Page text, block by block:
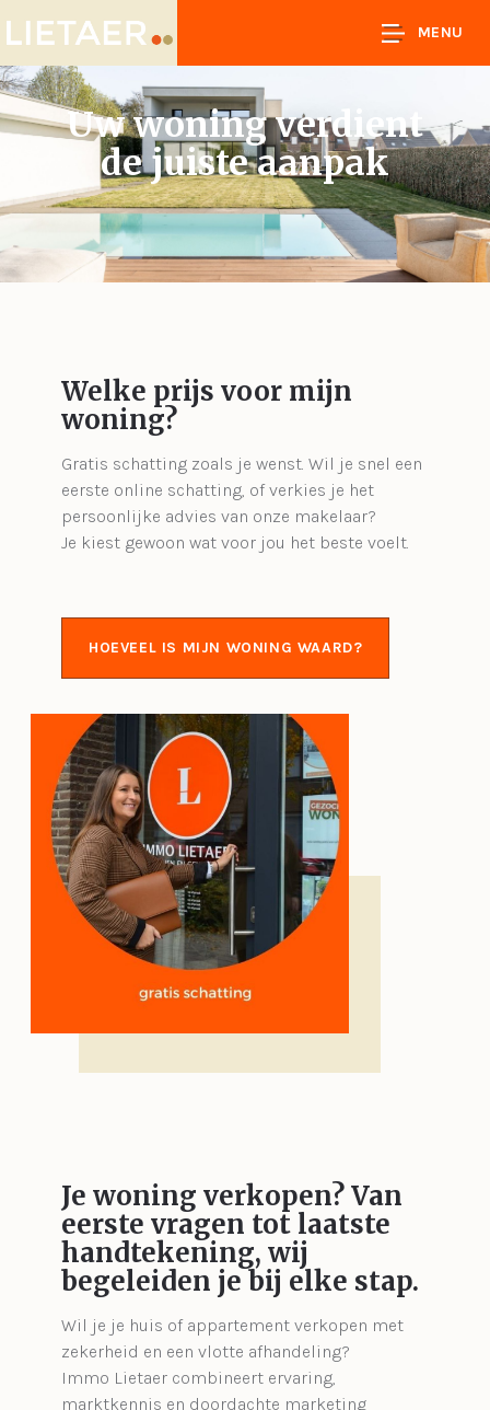
MENU
Uw woning verdient
de juiste aanpak
Welke prijs voor mijn
woning?
Gratis schatting zoals je wenst. Wil je snel een
eerste online schatting, of verkies je het
persoonlijke advies van onze makelaar?
Je kiest gewoon wat voor jou het beste voelt.
HOEVEEL IS MIJN WONING WAARD?
Je woning verkopen?Van
eerste vragen tot laatste
handtekening, wij
begeleiden je bij elke stap.
Wil je je huis of appartement verkopen met
zekerheid en een vlotte afhandeling?
Immo Lietaer combineert ervaring,
marktkennis en doordachte marketing